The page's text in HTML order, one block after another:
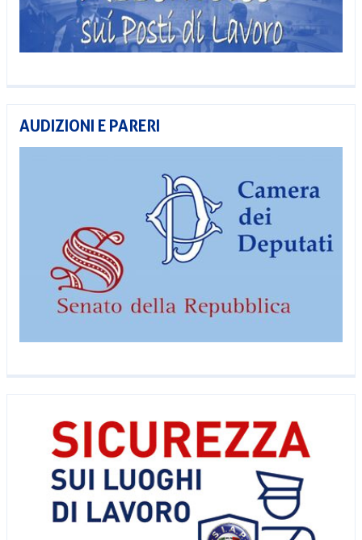
AUDIZIONI E PARERI